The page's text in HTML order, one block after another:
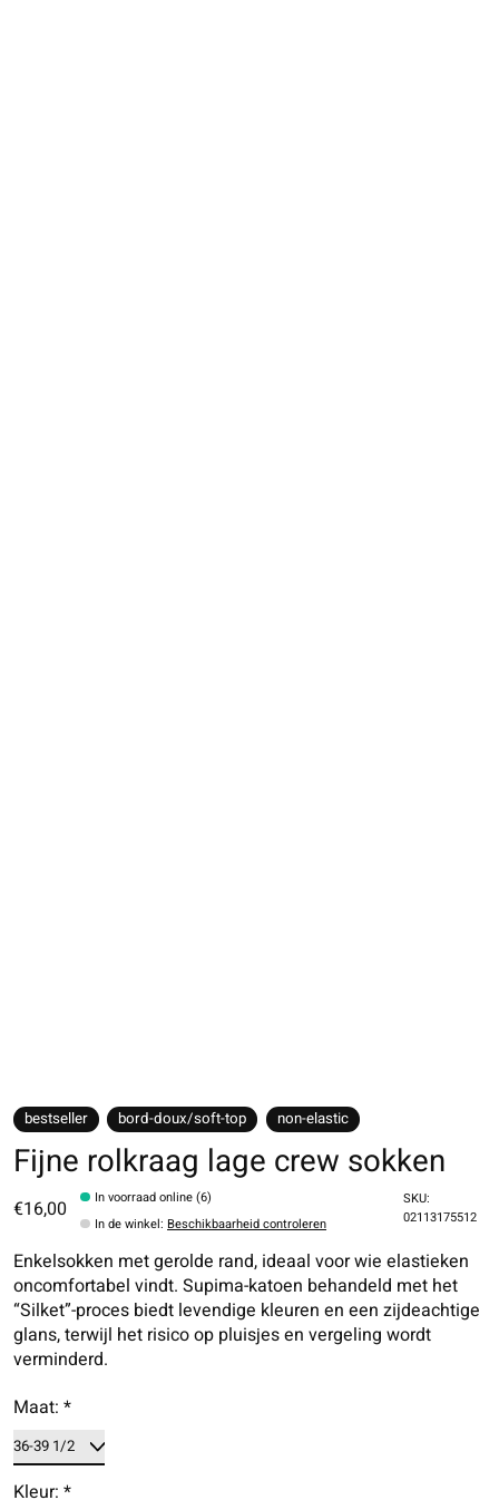
bestseller bord-doux/soft-top non-elastic
Fijne rolkraag lage crew sokken
€16,00
In voorraad online (6)
In de winkel:Beschikbaarheid controleren
SKU:
02113175512
Enkelsokken met gerolde rand, ideaal voor wie elastieken
oncomfortabel vindt. Supima-katoen behandeld met het
“Silket”-proces biedt levendige kleuren en een zijdeachtige
glans, terwijl het risico op pluisjes en vergeling wordt
verminderd.
Maat: *
Kleur: *